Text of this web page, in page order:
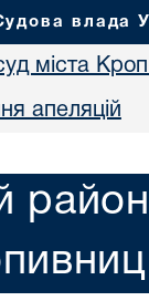
влада
міста
апеляцій